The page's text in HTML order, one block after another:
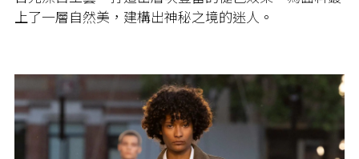
上了一層自然美，建構出神秘之境的迷人。